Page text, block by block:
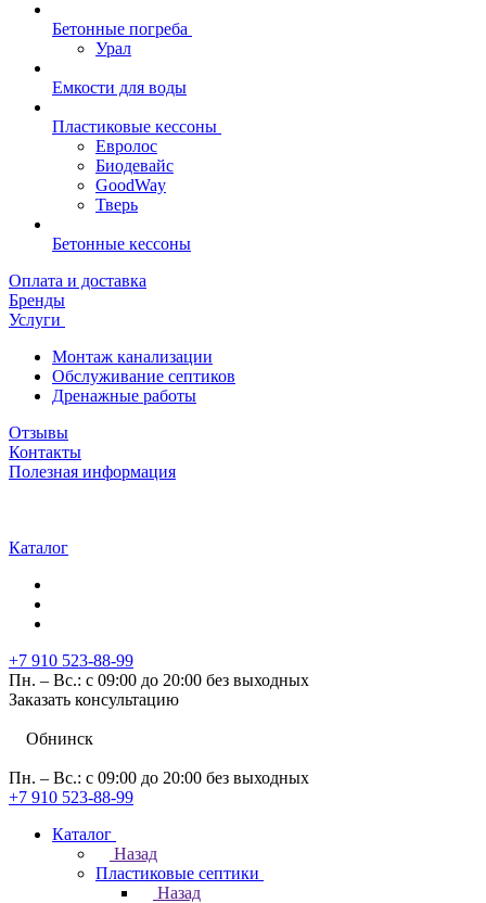
Бетонные погреба
Урал
Емкости для воды
Пластиковые кессоны
Евролос
Биодевайс
GoodWay
Тверь
Бетонные кессоны
Оплата и доставка
Бренды
Услуги
Монтаж канализации
Обслуживание септиков
Дренажные работы
Отзывы
Контакты
Полезная информация
Каталог
+7 910 523-88-99
Пн. – Вс.: с 09:00 до 20:00 без выходных
Заказать консультацию
Обнинск
Пн. – Вс.: с 09:00 до 20:00 без выходных
+7 910 523-88-99
Каталог
Назад
Пластиковые септики
Назад